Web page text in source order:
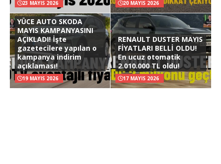
23 MAYIS 2026 20 MAYIS 2026
YÜCE AUTO SKODA
MAYIS KAMPANYASINI
AÇIKLADI! İşte
gazetecilere yapılan o
kampanya indirim
açıklaması!
19 MAYIS 2026
RENAULT DUSTER MAYIS
FİYATLARI BELLİ OLDU!
En ucuz otomatik
2.010.000 TL oldu!
17 MAYIS 2026